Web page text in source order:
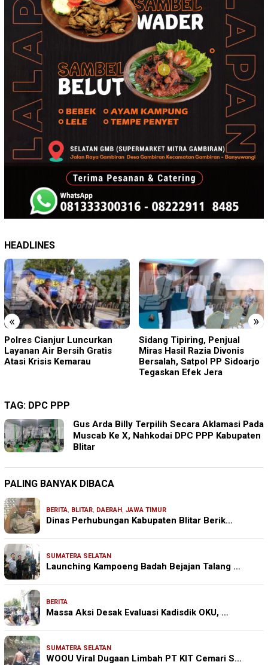
HEADLINES
« »
Sidang Tipiring, Penjual
Miras Hasil Razia Divonis
Bersalah, Satpol PP Sidoarjo
Acep Saepudin (Amang)
Maju Calon Kepala Desa
Sukamanah, Usung Visi
“ASRI”
TAG: DPC PPP
Gus Arda Billy Terpilih Secara Aklamasi Pada
Muscab Ke X, Nahkodai DPC PPP Kabupaten
Blitar
PALING BANYAK DIBACA
BERITA, BLITAR, DAERAH , JAWA TIMUR
Dinas Perhubungan Kabupaten Blitar Berik…
SUMATERA SELATAN
Launching Kampoeng Badah Bejajan Talang …
BERITA
Massa Aksi Desak Evaluasi Kadisdik OKU, …
SUMATERA SELATAN
WOOU Viral Dugaan Limbah PT KIT Cemari S…